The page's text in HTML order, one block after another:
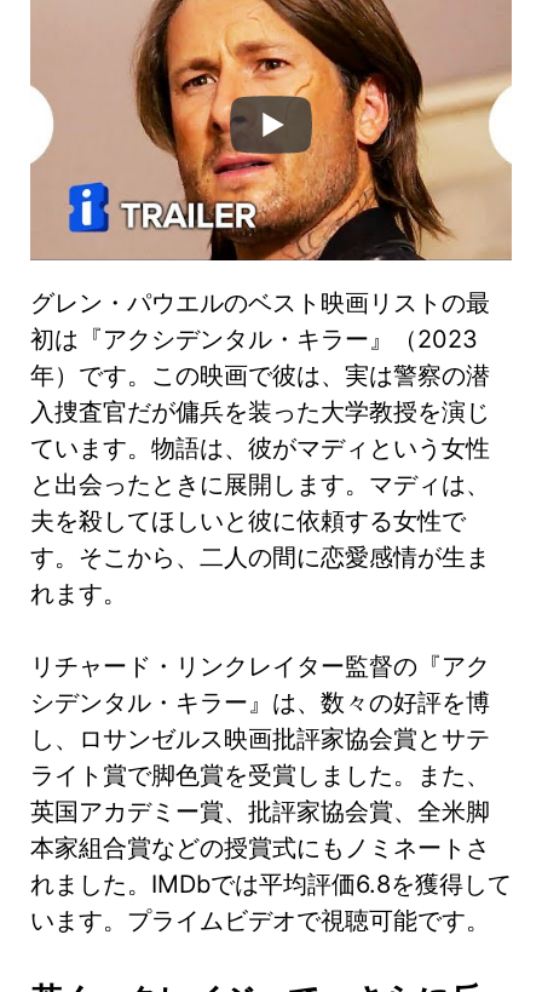
グレン・パウエルのベスト映画リストの最
初は『アクシデンタル・キラー』（2023
年）です。この映画で彼は、実は警察の潜
入捜査官だが傭兵を装った大学教授を演じ
ています。物語は、彼がマディという女性
と出会ったときに展開します。マディは、
夫を殺してほしいと彼に依頼する女性で
す。そこから、二人の間に恋愛感情が生ま
れます。
リチャード・リンクレイター監督の『アク
シデンタル・キラー』は、数々の好評を博
し、ロサンゼルス映画批評家協会賞とサテ
ライト賞で脚色賞を受賞しました。また、
英国アカデミー賞、批評家協会賞、全米脚
本家組合賞などの授賞式にもノミネートさ
れました。IMDbでは平均評価6.8を獲得して
います。プライムビデオで視聴可能です。